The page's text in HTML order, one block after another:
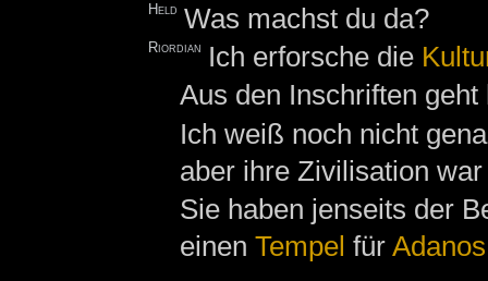
Held Was machst du da?
Riordian Ich erforsche die
Aus den Inschriften
Ich weiß noch nicht
aber ihre Zivilisation
Sie haben jenseits der
einen Tempel für Adanos